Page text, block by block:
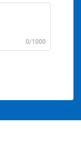
0/1000